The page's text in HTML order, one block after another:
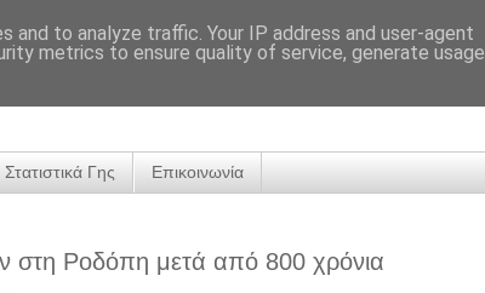
Στατιστικά Γης Επικοινωνία
στη Ροδόπη μετά από 800 χρόνια
to analyze traffic. Your IP address and user-agent
metrics to ensure quality of service, generate usage